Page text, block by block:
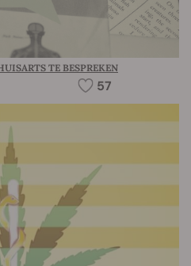
TE BESPREKEN
57